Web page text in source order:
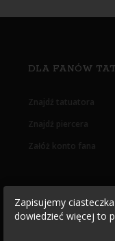
DLA FANÓW
Znajdź tatuatora
Znajdź piercera
Załóż konto fana
Zapisujemy
dowiedzieć więcej to